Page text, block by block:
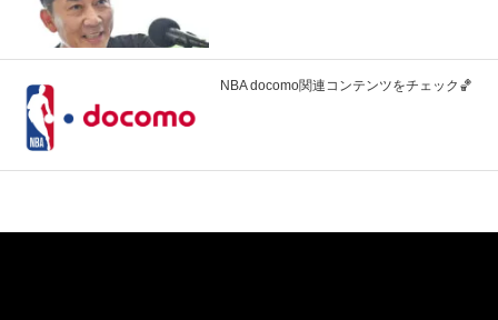
NBA docomo関連コンテンツをチェック🏀